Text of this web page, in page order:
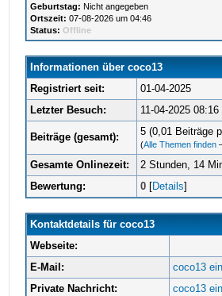
Geburtstag: Nicht angegeben
Ortszeit: 07-08-2026 um 04:46
Status: Offline
Informationen über coco13
Registriert seit:
01-04-2025
Letzter Besuch:
11-04-2025 08:16
Beiträge (gesamt): 5 (0,01 Beiträge
(Alle Themen finden
Gesamte Onlinezeit:
2 Stunden, 14
Bewertung:
0 [Details]
Kontaktdetails für coco13
Webseite:
E-Mail:
coco13
Private Nachricht:
coco13